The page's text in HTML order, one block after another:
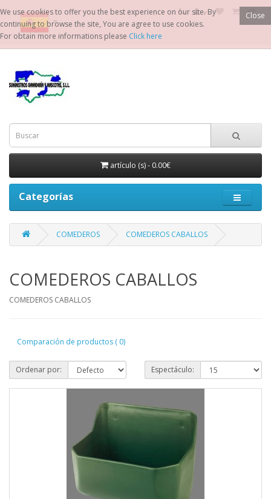
artículo (s) - 0.00€
Categorías
COMEDEROS COMEDEROS CABALLOS
COMEDEROS CABALLOS
COMEDEROS CABALLOS
Comparación de productos ( 0)
Ordenar por: Espectáculo:
Close
We use cookies to offer you the best experience on our site. By
continuing to browse the site, You are agree to use cookies.
For obtain more informations please Click here